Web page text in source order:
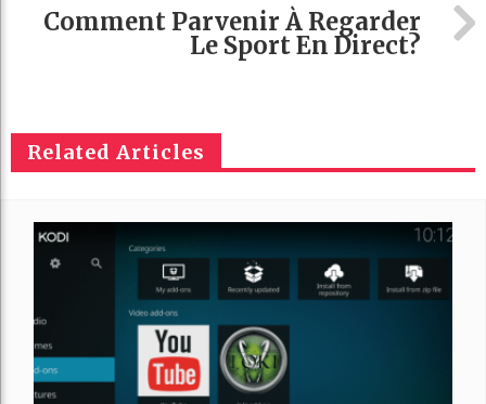
Comment Parvenir À Regarder
Le Sport En Direct?
Related Articles